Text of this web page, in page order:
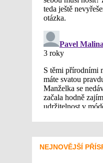
NEJNOVĚJŠÍ